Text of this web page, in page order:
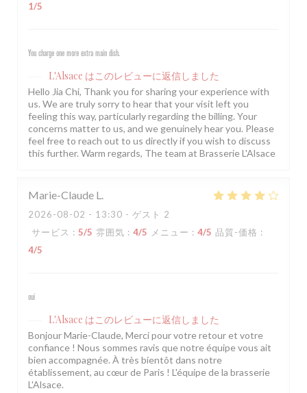
1/5
You charge one more extra main dish.
L'Alsace はこのレビューに返信しました
Hello Jia Chi, Thank you for sharing your experience with
us. We are truly sorry to hear that your visit left you
feeling this way, particularly regarding the billing. Your
concerns matter to us, and we genuinely hear you. Please
feel free to reach out to us directly if you wish to discuss
this further. Warm regards, The team at Brasserie L'Alsace
Marie-Claude L
2026-08-02 - 13:30 - ゲスト 2
サービス : 5/5 雰囲気 : 4/5 メニュー : 4/5 品質-価格 :
4/5
oui
L'Alsace はこのレビューに返信しました
Bonjour Marie-Claude, Merci pour votre retour et votre
confiance ! Nous sommes ravis que notre équipe vous ait
bien accompagnée. À très bientôt dans notre
établissement, au cœur de Paris ! L'équipe de la brasserie
L'Alsace.